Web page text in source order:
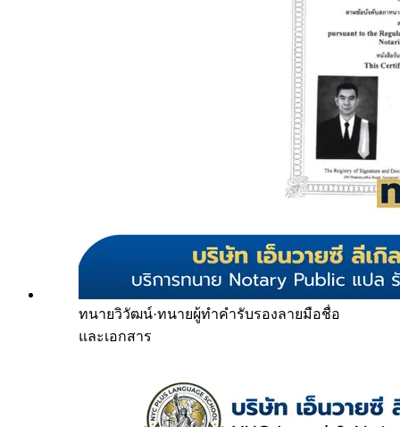
ทนายวิวัฒน์·ทนายผู้ทำคำรับรองลายมือชื่อ
และเอกสาร